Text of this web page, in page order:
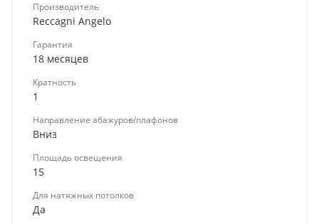
Производитель
Reccagni Angelo
Гарантия
18 месяцев
Кратность
1
Направление абажуров/плафонов
Вниз
Площадь освещения
15
Для натяжных потолков
Да